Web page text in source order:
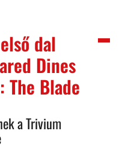
dal
Dines
Blade
a Trivium